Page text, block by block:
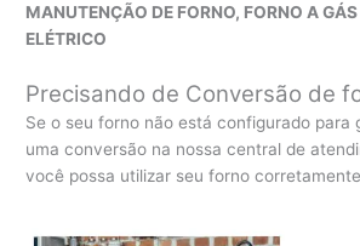
MANUTENÇÃO DE FORNO, FORNO A GÁS
ELÉTRICO
Precisando de Conversão de
Se o seu forno não está configurado para
uma conversão na nossa central de
você possa utilizar seu forno